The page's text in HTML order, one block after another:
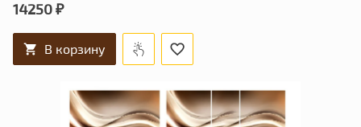
14250 ₽
В корзину